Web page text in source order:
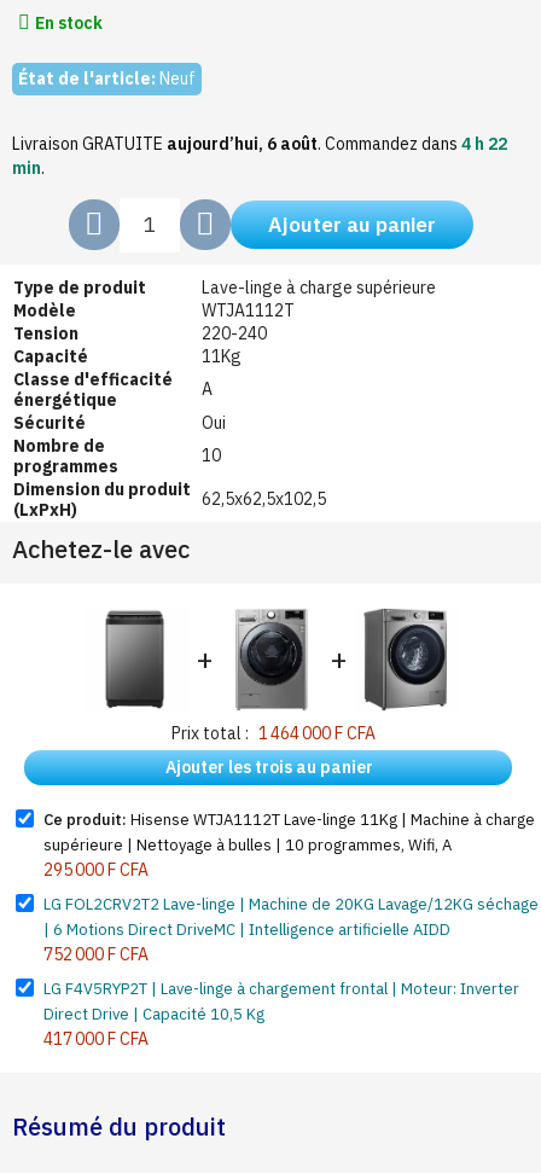
En stock
État de l'article: Neuf
Livraison GRATUITE aujourd’hui, 6 août. Commandez dans 4 h 22
min.
Ajouter au panier
Type de produit
Lave-linge à charge supérieure
Modèle
WTJA1112T
Tension
220-240
Capacité
11Kg
Classe d'efficacité
énergétique
A
Sécurité
Oui
Nombre de
programmes
10
Dimension du produit
(LxPxH)
62,5x62,5x102,5
Achetez-le avec
+ +
Prix total : 1 464 000 F CFA
Ajouter les trois au panier
Ce produit: Hisense WTJA1112T Lave-linge 11Kg | Machine à charge
supérieure | Nettoyage à bulles | 10 programmes, Wifi, A
295 000 F CFA
LG FOL2CRV2T2 Lave-linge | Machine de 20KG Lavage/12KG séchage
| 6 Motions Direct DriveMC | Intelligence artificielle AIDD
752 000 F CFA
LG F4V5RYP2T | Lave-linge à chargement frontal | Moteur: Inverter
Direct Drive | Capacité 10,5 Kg
417 000 F CFA
Résumé du produit